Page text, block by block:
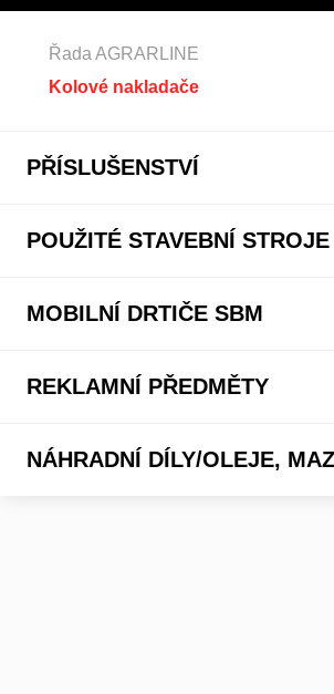
Řada AGRARLINE
Kolové nakladače
PŘÍSLUŠENSTVÍ
POUŽITÉ STAVEBNÍ STROJE
MOBILNÍ DRTIČE SBM
REKLAMNÍ PŘEDMĚTY
NÁHRADNÍ DÍLY/OLEJE,